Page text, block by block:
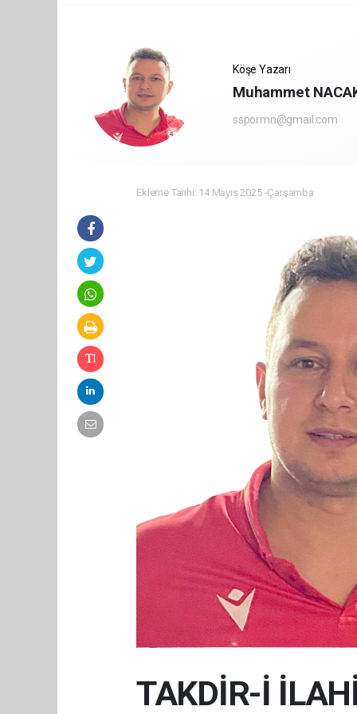
Köşe Yazarı
Muhammet
sspormn@gmail.com
Ekleme Tarihi: 14 Mayıs 2025 -Çarşamba
TAKDİR-İ